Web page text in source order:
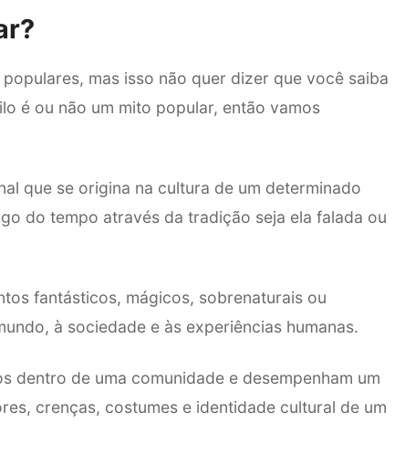
mas isso não quer dizer que você saiba
é ou não um mito popular, então vamos
que se origina na cultura de um determinado
do tempo através da tradição seja ela falada ou
fantásticos, mágicos, sobrenaturais ou
à sociedade e às experiências humanas.
dentro de uma comunidade e desempenham um
crenças, costumes e identidade cultural de um